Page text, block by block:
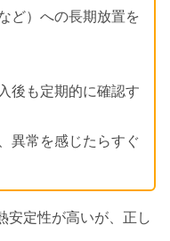
ど）への長期放置を
後も定期的に確認す
異常を感じたらすぐ
安定性が高いが、正し